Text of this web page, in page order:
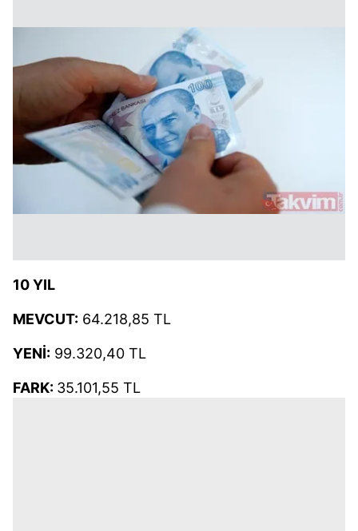
10 YIL
MEVCUT: 64.218,85 TL
YENİ: 99.320,40 TL
FARK: 35.101,55 TL